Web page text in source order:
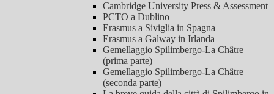
Cambridge University Press & Assessment
PCTO a Dublino
Erasmus a Siviglia in Spagna
Erasmus a Galway in Irlanda
Gemellaggio Spilimbergo-La Châtre
(prima parte)
Gemellaggio Spilimbergo-La Châtre
(seconda parte)